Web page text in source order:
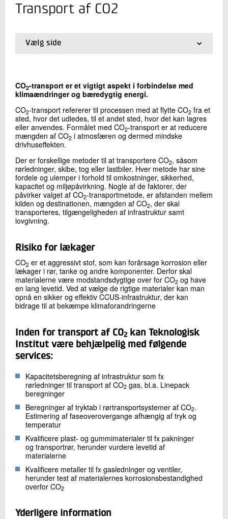
+45 72 20 25 06
Send e-mail
Skriv til mig
Transport af CO2
Vælg side
01.Carbon Capture, Utilization, and Storage
04.Transport af CO2
05.Anvendelse af CO2
06.Lagring af CO2
CO2-transport er et vigtigt aspekt i forbindelse med
klimaændringer og bæredygtig energi.
CO2-transport refererer til processen med at flytte CO2 fra et
sted, hvor det udledes, til et andet sted, hvor det kan lagres
eller anvendes. Formålet med CO2-transport er at reducere
mængden af CO2 i atmosfæren og dermed mindske
drivhuseffekten.
Der er forskellige metoder til at transportere CO2, såsom
rørledninger, skibe, tog eller lastbiler. Hver metode har sine
fordele og ulemper i forhold til omkostninger, sikkerhed,
kapacitet og miljøpåvirkning. Nogle af de faktorer, der
påvirker valget af CO2-transportmetode, er afstanden mellem
kilden og destinationen, mængden af CO2, der skal
transporteres, tilgængeligheden af infrastruktur samt
lovgivning.
Risiko for lækager
CO2 er et aggressivt stof, som kan forårsage korrosion eller
lækager i rør, tanke og andre komponenter. Derfor skal
materialerne være modstandsdygtige over for CO2 og have
en lang levetid. Ved at vælge de rigtige materialer kan man
opnå en sikker og effektiv CCUS-infrastruktur, der kan
bidrage til at bekæmpe klimaforandringerne
Inden for transport af CO2
kan Teknologisk
Institut være behjælpelig med følgende
services:
Kapacitetsberegning af infrastruktur som fx
rørledninger til transport af CO2 gas, bl.a. Linepack
beregninger
Beregninger af tryktab i rørtransportsystemer af CO2.
Estimering af faseoverovergange afhængig af tryk og
temperatur
Kvalificere plast- og gummimaterialer til fx pakninger
og transportrør, herunder vurdere levetid af
materialerne
Kvalificere metaller til fx gasledninger og ventiler,
herunder test af materialernes korrosionsbestandighed
overfor CO2
Yderligere information